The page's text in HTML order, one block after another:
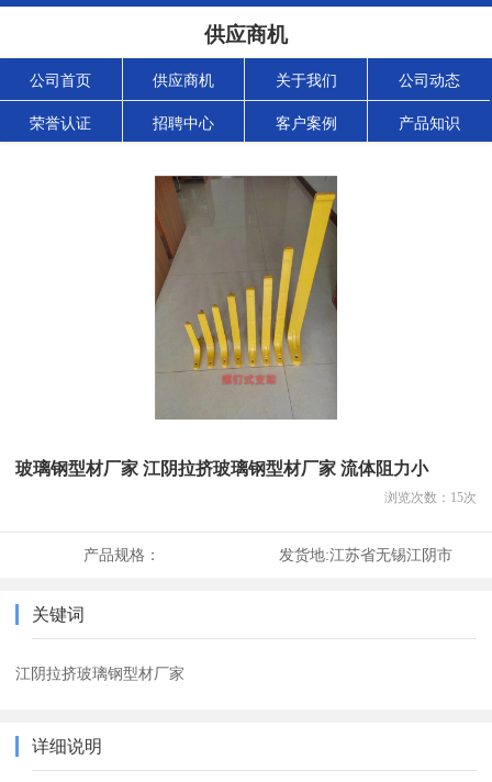
供应商机
公司首页 供应商机 关于我们 公司动态
荣誉认证 招聘中心 客户案例 产品知识
玻璃钢型材厂家 江阴拉挤玻璃钢型材厂家 流体阻力小
浏览次数： 15次
产品规格： 发货地:江苏省无锡江阴市
关键词
江阴拉挤玻璃钢型材厂家
详细说明